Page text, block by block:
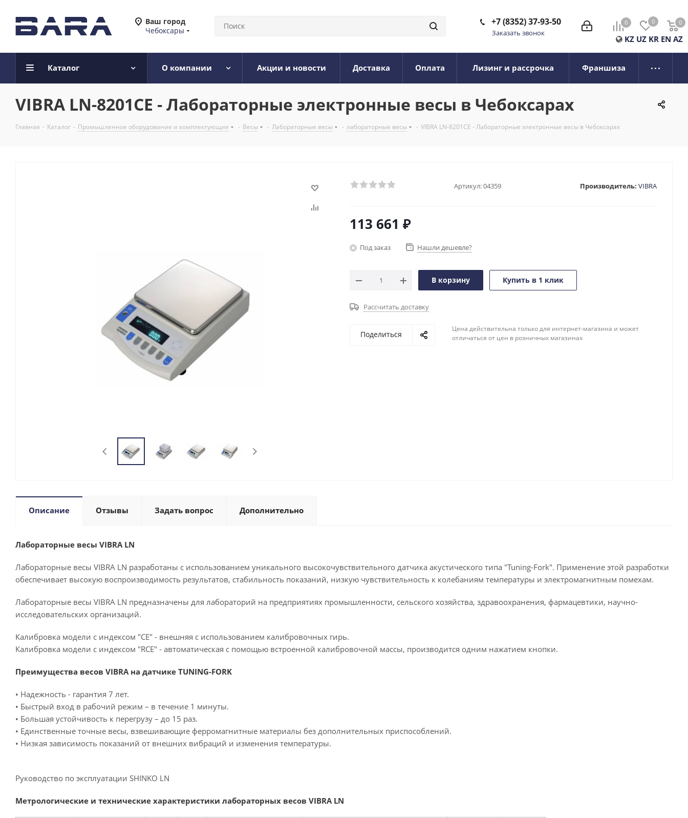
Ваш город
Чебоксары
0 0 0
0
KZ UZ KR EN AZ
+7 (8352) 37-93-50
Заказать звонок
Каталог О компании Акции и новости Доставка Оплата Лизинг и рассрочка Франшиза
VIBRA LN-8201CE - Лабораторные электронные весы в Чебоксарах
Главная - Каталог - Промышленное оборудование и комплектующие - Весы - Лабораторные весы - лабораторные весы - VIBRA LN-8201CE - Лабораторные электронные весы в Чебоксарах
Артикул:04359 Производитель: VIBRA
113 661 ₽
Под заказ Нашли дешевле?
В корзину Купить в 1 клик
Рассчитать доставку
Поделиться
Цена действительна только для интернет-магазина и может
отличаться от цен в розничных магазинах
Описание Отзывы Задать вопрос Дополнительно
Лабораторные весы VIBRALN
Лабораторные весы VIBRA LN разработаны с использованием уникального высокочувствительного датчика акустического типа "Tuning-Fork". Применение этой разработки
обеспечивает высокую воспроизводимость результатов, стабильность показаний, низкую чувствительность к колебаниям температуры и электромагнитным помехам.
Лабораторные весы VIBRA LN предназначены для лабораторий на предприятиях промышленности, сельского хозяйства, здравоохранения, фармацевтики, научно-
исследовательских организаций.
Калибровка модели с индексом "CE" - внешняя с использованием калибровочных гирь.
Калибровка модели с индексом "RCE" - автоматическая с помощью встроенной калибровочной массы, производится одним нажатием кнопки.
Преимущества весов VIBRA на датчике TUNING-FORK
• Надежность - гарантия 7 лет.
• Быстрый вход в рабочий режим – в течение 1 минуты.
• Большая устойчивость к перегрузу – до 15 раз.
• Единственные точные весы, взвешивающие ферромагнитные материалы без дополнительных приспособлений.
• Низкая зависимость показаний от внешних вибраций и изменения температуры.
Руководство по эксплуатации SHINKO LN
Метрологические и технические характеристики лабораторных весов VIBRA LN